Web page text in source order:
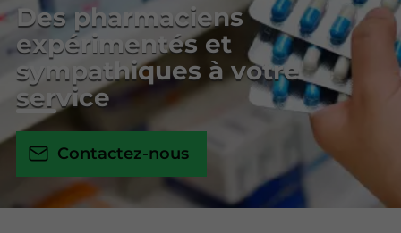
Des pharmaciens
expérimentés et
sympathiques à votre
service
Contactez-nous